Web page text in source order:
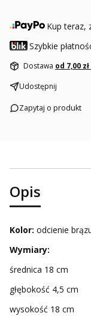
Kup teraz,
Szybkie
Dostawa od 7,00 zł
Udostępnij
Zapytaj o produkt
Opis
Kolor: odcienie
Wymiary:
średnica 18 cm
głębokość 4,5 cm
wysokość 18 cm